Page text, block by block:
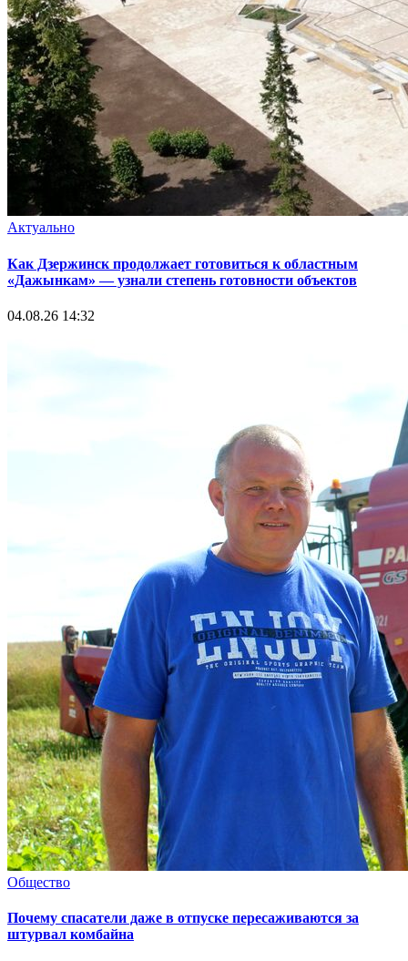
Актуально
Как Дзержинск продолжает готовиться к областным
«Дажынкам» — узнали степень готовности объектов
04.08.26 14:32
Общество
Почему спасатели даже в отпуске пересаживаются за
штурвал комбайна